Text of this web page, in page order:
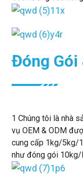
Đóng Gói
1 Chúng tôi là nhà
vụ OEM & ODM
cung cấp 1kg/5kg/
như đóng gói 10kg/